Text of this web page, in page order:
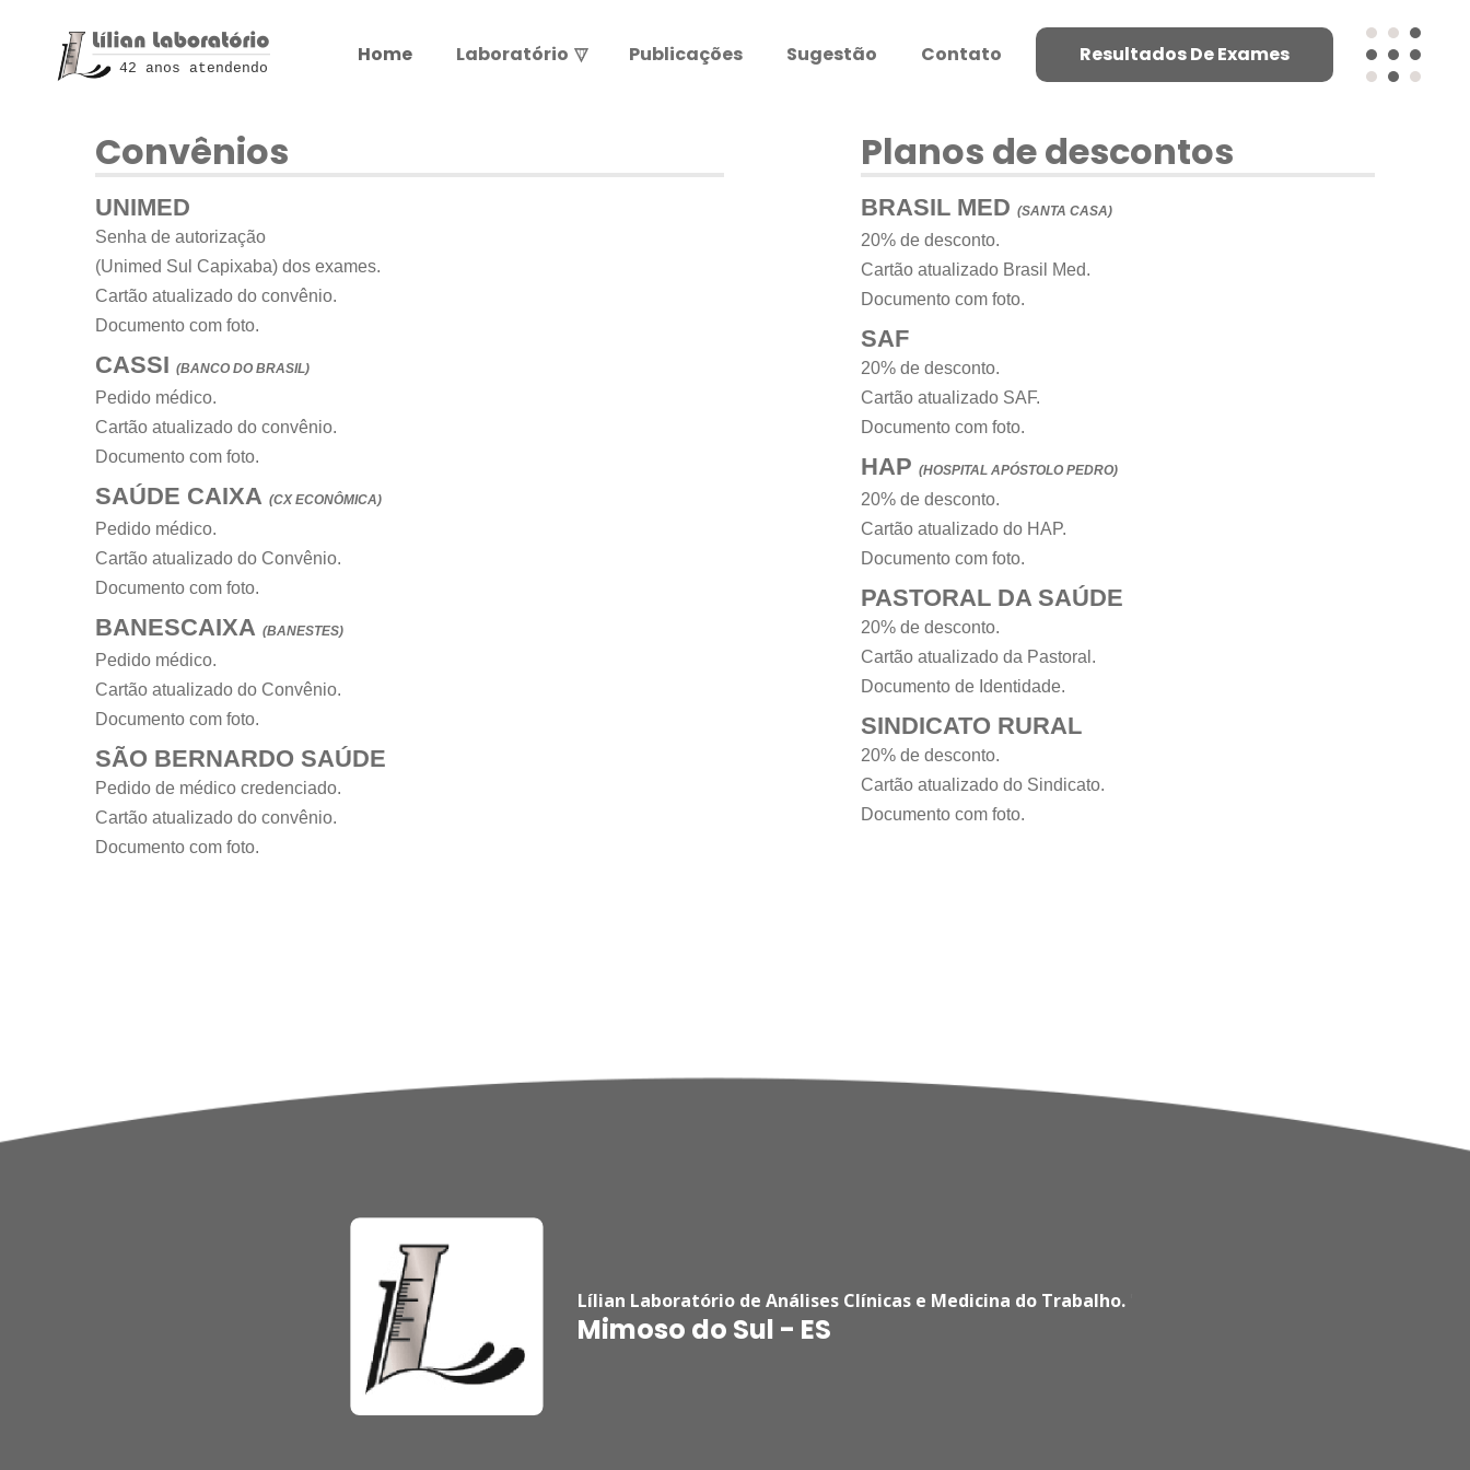
42 anos atendendo
Home Laboratório ▽ Publicações Sugestão Contato Resultados De Exames
Convênios
UNIMED
Senha de autorização
(Unimed Sul Capixaba) dos exames.
Cartão atualizado do convênio.
Documento com foto.
CASSI (BANCO DO BRASIL)
Pedido médico.
Cartão atualizado do convênio.
Documento com foto.
SAÚDE CAIXA (CX ECONÔMICA)
Pedido médico.
Cartão atualizado do Convênio.
Documento com foto.
BANESCAIXA (BANESTES)
Pedido médico.
Cartão atualizado do Convênio.
Documento com foto.
SÃO BERNARDO SAÚDE
Pedido de médico credenciado.
Cartão atualizado do convênio.
Documento com foto.
Planos de descontos
BRASIL MED (SANTA CASA)
20% de desconto.
Cartão atualizado Brasil Med.
Documento com foto.
SAF
20% de desconto.
Cartão atualizado SAF.
Documento com foto.
HAP (HOSPITAL APÓSTOLO PEDRO)
20% de desconto.
Cartão atualizado do HAP.
Documento com foto.
PASTORAL DA SAÚDE
20% de desconto.
Cartão atualizado da Pastoral.
Documento de Identidade.
SINDICATO RURAL
20% de desconto.
Cartão atualizado do Sindicato.
Documento com foto.
Lílian Laboratório de Análises Clínicas e Medicina do Trabalho.
Mimoso do Sul - ES